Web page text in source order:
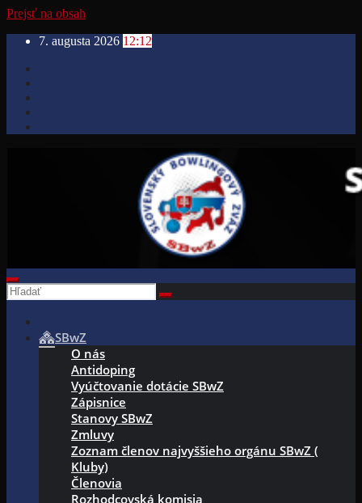
Prejsť na obsah
7. augusta 2026 12:12
SBwZ
O nás
Antidoping
Vyúčtovanie dotácie SBwZ
Zápisnice
Stanovy SBwZ
Zmluvy
Zoznam členov najvyššieho orgánu SBwZ (
Kluby)
Členovia
Rozhodcovská komisia